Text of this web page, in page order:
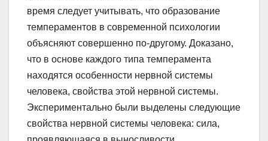
время следует учитывать, что образование
темпераментов в современной психологии
объясняют совершенно по-другому. Доказано,
что в основе каждого типа темперамента
находятся особенности нервной системы
человека, свойства этой нервной системы.
Экспериментально были выделены следующие
свойства нервной системы человека: сила,